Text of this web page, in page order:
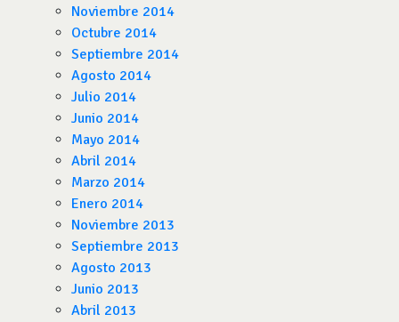
Noviembre 2014
Octubre 2014
Septiembre 2014
Agosto 2014
Julio 2014
Junio 2014
Mayo 2014
Abril 2014
Marzo 2014
Enero 2014
Noviembre 2013
Septiembre 2013
Agosto 2013
Junio 2013
Abril 2013